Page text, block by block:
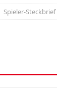
Spieler-Steckbrief